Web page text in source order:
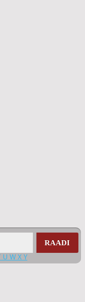
RAADI
U W X Y